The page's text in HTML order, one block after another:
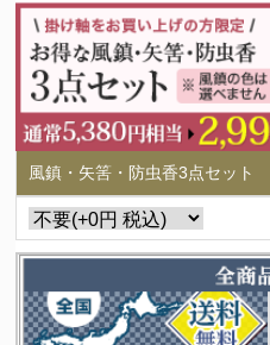
風鎮・矢筈・防虫香3点セット